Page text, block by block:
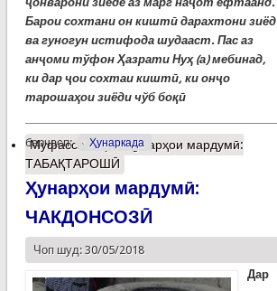
Барои сохтани он киштӣ дарахтони зиёд
ва гуногун истифода шудааст. Пас аз
анҷоми тўфон Ҳазрати Нуҳ (а) мебинад,
ки дар ҷои сохтаи киштӣ, ки онҷо
тарошаҳои зиёди чўб боқӣ
барчасп: Ҳунаркада
Муфассалтаро Ҳунарҳои мардумӣ:
ТАБАҚТАРОШӢ
Ҳунарҳои мардумӣ:
ЧАКДОНСОЗӢ
Чоп шуд: 30/05/2018
Дар